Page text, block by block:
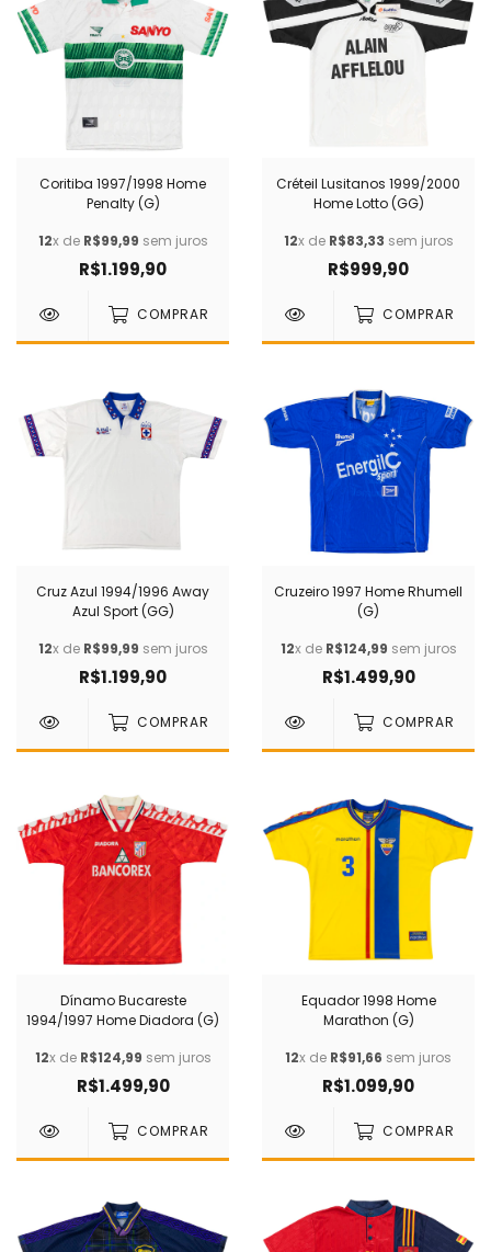
Coritiba 1997/1998 Home
Penalty (G)
12x de R$99,99 sem juros
R$1.199,90
COMPRAR
Créteil Lusitanos 1999/2000
Home Lotto (GG)
12x de R$83,33 sem juros
R$999,90
COMPRAR
Cruz Azul 1994/1996 Away
Azul Sport (GG)
12x de R$99,99 sem juros
R$1.199,90
COMPRAR
Cruzeiro 1997 Home Rhumell
(G)
12x de R$124,99 sem juros
R$1.499,90
COMPRAR
Dínamo Bucareste
1994/1997 Home Diadora (G)
12x de R$124,99 sem juros
R$1.499,90
COMPRAR
Equador 1998 Home
Marathon (G)
12x de R$91,66 sem juros
R$1.099,90
COMPRAR